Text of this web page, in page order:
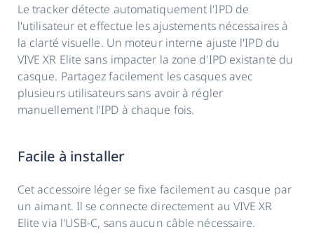
Le tracker détecte automatiquement l'IPD de
l'utilisateur et effectue les ajustements nécessaires à
la clarté visuelle. Un moteur interne ajuste l'IPD du
VIVE XR Elite sans impacter la zone d'IPD existante du
casque. Partagez facilement les casques avec
plusieurs utilisateurs sans avoir à régler
manuellement l'IPD à chaque fois.
Facile à installer
Cet accessoire léger se fixe facilement au casque par
un aimant. Il se connecte directement au VIVE XR
Elite via l'USB-C, sans aucun câble nécessaire.